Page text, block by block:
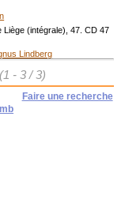
Liège (intégrale), 47. CD 47
Lindberg
(1 - 3 / 3)
Faire une recherche